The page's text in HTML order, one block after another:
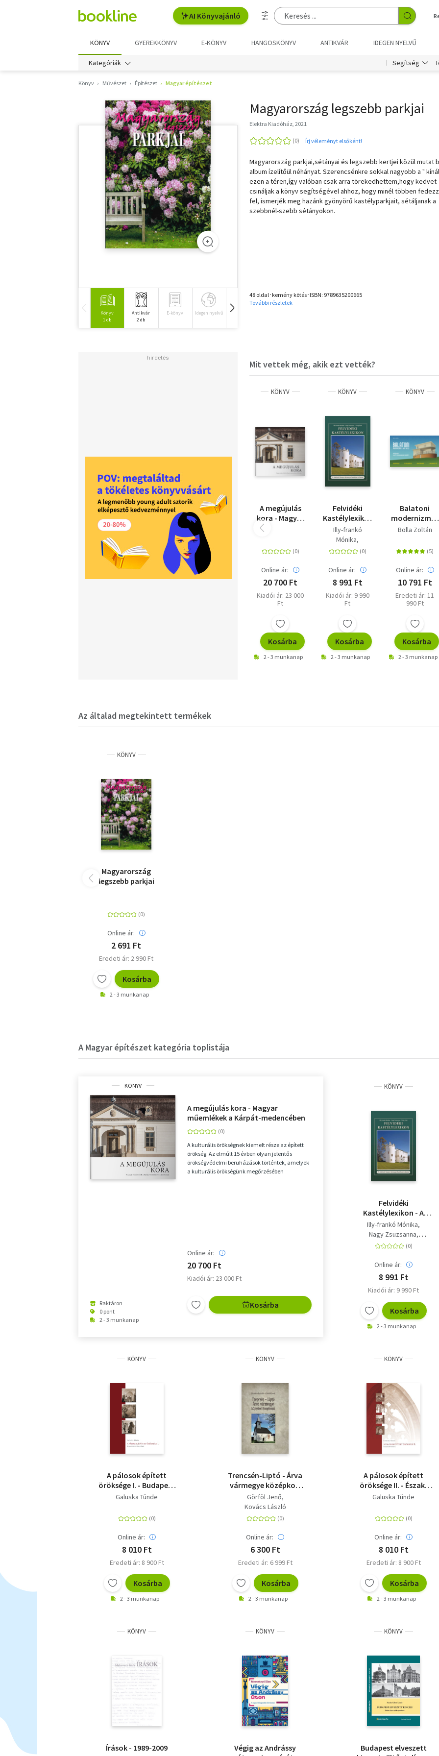
AI Könyvajánló
KÖNYV GYEREKKÖNYV E-KÖNYV HANGOSKÖNYV ANTIKVÁR IDEGEN NYELVŰ
Kategóriák Segítség
Könyv Művészet Építészet Magyar építészet
Könyv
1 db
Antikvár
2 db
E-könyv Idegen nyelvű Hangoskönyv
Magyarország legszebb parkjai
Elektra Kiadóház, 2021
Írj véleményt elsőként!
Magyarország parkjai,sétányai és legszebb kertjei közül mutat
album ízelítőül néhányat. Szerencsénkre sokkal nagyobb a "
ezen a téren,így valóban csak arra törekedhettem,hogy kedvet
csináljak a könyv segítségével ahhoz, hogy minél többen
fel, ismerjék meg hazánk gyönyörű kastélyparkjait, sétáljanak a
szebbnél-szebb sétányokon.
48 oldal･kemény kötés･ISBN: 9789635200665
További részletek
Mit vettek még, akik ezt vették?
KÖNYV
A megújulás
kora - Magyar
műemlékek a
medencében
2010 után
Online ár:
20 700 Ft
Kiadói ár: 23 000
Ft
Kosárba
2 - 3 munkanap
KÖNYV
Felvidéki
Kastélylexikon
- A történeti
Szepes
vármegye
kastélyai és
kúriái
Illy-frankó
Mónika
Nagy Zsuzsanna
Online ár:
8 991 Ft
Kiadói ár: 9 990
Ft
Kosárba
2 - 3 munkanap
KÖNYV
Balatoni
modernizmus
és art deco -
két
világháború
között
Bolla Zoltán
Online ár:
10 791 Ft
Eredeti ár: 11
990 Ft
Kosárba
2 - 3 munkanap
Az általad megtekintett termékek
KÖNYV
Magyarország
legszebb parkjai
Online ár:
2 691 Ft
Eredeti ár: 2 990 Ft
Kosárba
2 - 3 munkanap
A Magyar építészet kategória toplistája
KÖNYV
Raktáron
0 pont
2 - 3 munkanap
A megújulás kora - Magyar
műemlékek a Kárpát-medencében
2010 után
A kulturális örökségnek kiemelt része az épített
örökség. Az elmúlt 15 évben olyan jelentős
örökségvédelmi beruházások történtek, amelyek
a kulturális örökségünk megőrzésében
Online ár:
20 700 Ft
Kiadói ár: 23 000 Ft
Kosárba
KÖNYV
Felvidéki
Kastélylexikon - A
történeti Szepes
vármegye kastélyai és
kúriái
Illy-frankó Mónika
Nagy Zsuzsanna
Virág Zsolt
Online ár:
8 991 Ft
Kiadói ár: 9 990 Ft
Kosárba
2 - 3 munkanap
KÖNYV
A pálosok épített
öröksége I. - Budapest
és környéke
Galuska Tünde
Online ár:
8 010 Ft
Eredeti ár: 8 900 Ft
Kosárba
2 - 3 munkanap
KÖNYV
Trencsén-Liptó - Árva
vármegye középkori
templomai
Görföl Jenő
Kovács László
Online ár:
6 300 Ft
Eredeti ár: 6 999 Ft
Kosárba
2 - 3 munkanap
KÖNYV
A pálosok épített
öröksége II. - Észak-
Dunántúl
Galuska Tünde
Online ár:
8 010 Ft
Eredeti ár: 8 900 Ft
Kosárba
2 - 3 munkanap
KÖNYV
Írások - 1989-2009
KÖNYV
Végig az Andrássy
KÖNYV
Budapest elveszett